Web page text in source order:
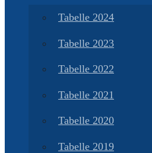
Tabelle 2024
Tabelle 2023
Tabelle 2022
Tabelle 2021
Tabelle 2020
Tabelle 2019